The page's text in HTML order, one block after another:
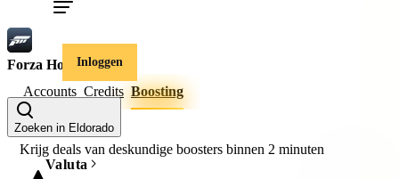
Inloggen
Zoeken in Eldorado
Valuta
Forza Horizon 6
Accounts Credits Boosting
Krijg deals van deskundige boosters binnen 2 minuten